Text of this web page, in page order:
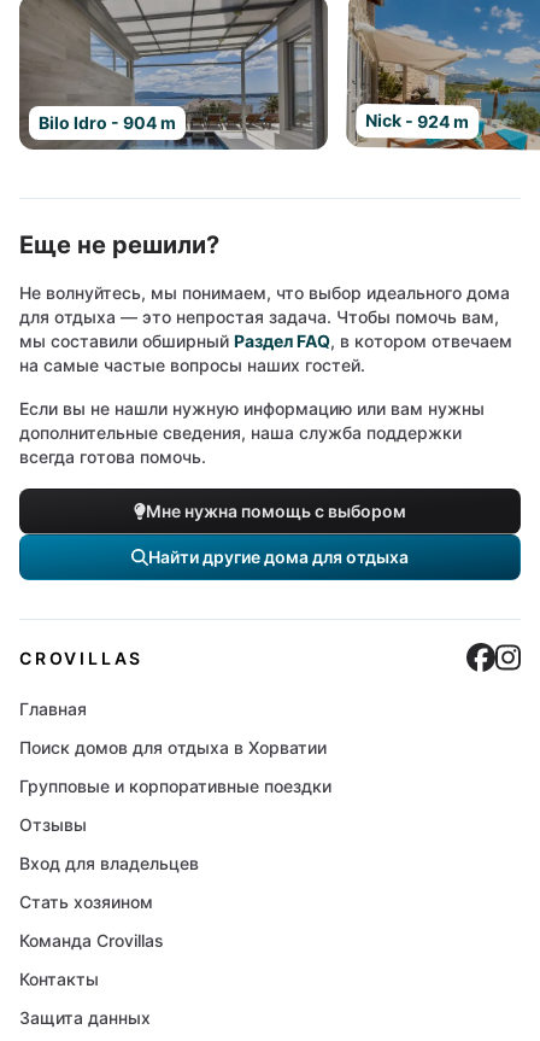
Bilo Idro - 904 m Nick - 924 m
Еще не решили?
Не волнуйтесь, мы понимаем, что выбор идеального дома
для отдыха — это непростая задача. Чтобы помочь вам,
мы составили обширный Раздел FAQ, в котором отвечаем
на самые частые вопросы наших гостей.
Если вы не нашли нужную информацию или вам нужны
дополнительные сведения, наша служба поддержки
всегда готова помочь.
Мне нужна помощь с выбором
Найти другие дома для отдыха
CROVILLAS
Главная
Поиск домов для отдыха в Хорватии
Групповые и корпоративные поездки
Отзывы
Вход для владельцев
Стать хозяином
Команда Crovillas
Контакты
Защита данных